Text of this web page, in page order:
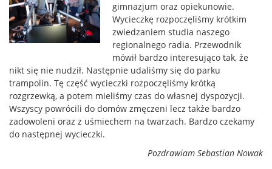
gimnazjum oraz opiekunowie.
Wycieczkę rozpoczęliśmy krótkim
zwiedzaniem studia naszego
regionalnego radia. Przewodnik
mówił bardzo interesująco tak, że
nikt się nie nudził. Następnie udaliśmy się do parku
trampolin. Tę część wycieczki rozpoczęliśmy krótką
rozgrzewką, a potem mieliśmy czas do własnej dyspozycji.
Wszyscy powrócili do domów zmęczeni lecz także bardzo
zadowoleni oraz z uśmiechem na twarzach. Bardzo czekamy
do następnej wycieczki.
Pozdrawiam Sebastian Nowak